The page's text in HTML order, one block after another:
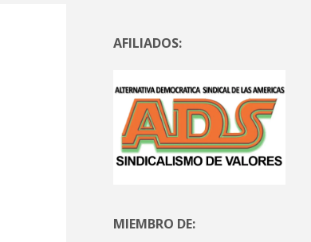
AFILIADOS:
MIEMBRO DE: